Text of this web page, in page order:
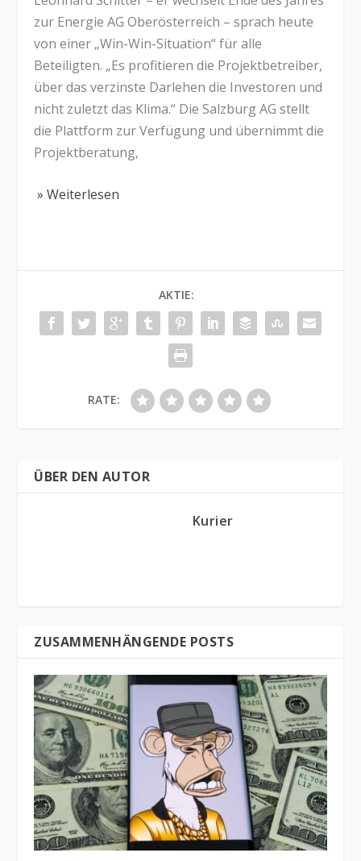
zur Energie AG Oberösterreich – sprach heute
von einer „Win-Win-Situation“ für alle
Beteiligten. „Es profitieren die Projektbetreiber,
über das verzinste Darlehen die Investoren und
nicht zuletzt das Klima.“ Die Salzburg AG stellt
die Plattform zur Verfügung und übernimmt die
Projektberatung,
» Weiterlesen
AKTIE:
RATE:
ÜBER DEN AUTOR
Kurier
ZUSAMMENHÄNGENDE POSTS